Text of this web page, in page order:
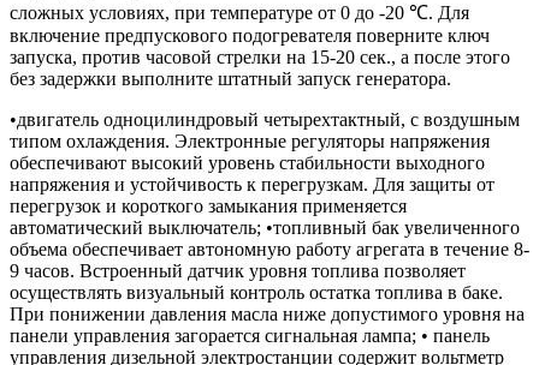
сложных условиях, при температуре от 0 до -20 ℃. Для
включение предпускового подогревателя поверните ключ
запуска, против часовой стрелки на 15-20 сек., а после этого
без задержки выполните штатный запуск генератора.
•двигатель одноцилиндровый четырехтактный, с воздушным
типом охлаждения. Электронные регуляторы напряжения
обеспечивают высокий уровень стабильности выходного
напряжения и устойчивость к перегрузкам. Для защиты от
перегрузок и короткого замыкания применяется
автоматический выключатель; •топливный бак увеличенного
объема обеспечивает автономную работу агрегата в течение 8-
9 часов. Встроенный датчик уровня топлива позволяет
осуществлять визуальный контроль остатка топлива в баке.
При понижении давления масла ниже допустимого уровня на
панели управления загорается сигнальная лампа; • панель
управления дизельной электростанции содержит вольтметр